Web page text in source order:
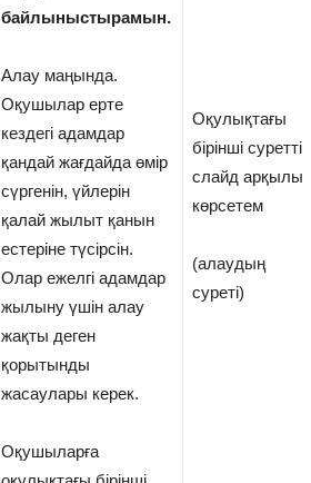
байлыныстырамын.
Алау маңында.
Оқушылар ерте
кездегі адамдар
қандай жағдайда өмір
сүргенін, үйлерін
қалай жылыт­ қанын
естеріне түсірсін.
Олар ежелгі адамдар
жылыну үшін алау
жақты деген
қорытынды
жасаулары керек.
Оқушыларға
Оқулықтағы
бірінші суретті
слайд арқылы
көрсетем
(алаудың
суреті)